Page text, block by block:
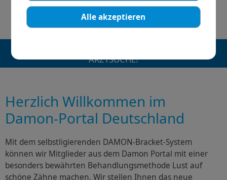
Alle akzeptieren
ARZTSUCHE!
Herzlich Willkommen im
Damon-Portal Deutschland
Mit dem selbstligierenden DAMON-Bracket-System
können wir Mitglieder aus dem Damon Portal mit einer
besonders bewährten Behandlungsmethode Lust auf
schöne Zähne machen. Wir stellen Ihnen das neue